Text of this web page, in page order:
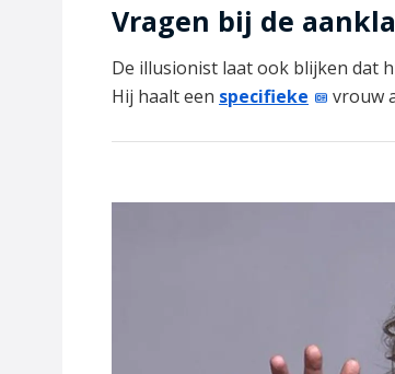
Vragen bij de
De illusionist laat ook blijken dat
Hij haalt een specifieke vrouw